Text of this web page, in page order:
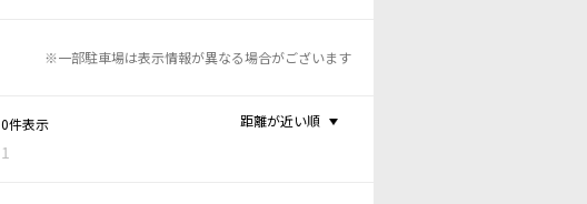
※一部駐車場は表示情報が異なる場合がございます
0件表示
1
距離が近い順